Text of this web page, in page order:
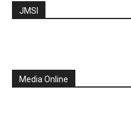
JMSI
Media Online